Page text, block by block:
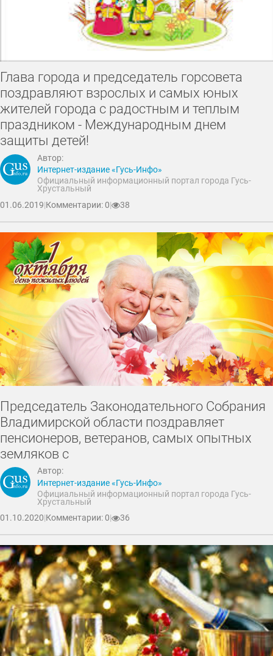
Глава города и председатель горсовета
поздравляют взрослых и самых юных
жителей города с радостным и теплым
праздником - Международным днем
защиты детей!
Автор:
Интернет-издание «Гусь-Инфо»
Официальный информационный портал города Гусь-
Хрустальный
01.06.2019|Комментарии: 0| 38
Председатель Законодательного Собрания
Владимирской области поздравляет
пенсионеров, ветеранов, самых опытных
земляков с
Автор:
Интернет-издание «Гусь-Инфо»
Официальный информационный портал города Гусь-
Хрустальный
01.10.2020|Комментарии: 0| 36